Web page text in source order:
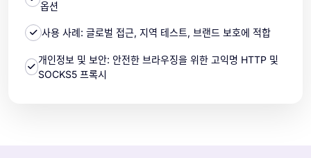
옵션
사용 사례: 글로벌 접근, 지역 테스트, 브랜드 보호에 적합
개인정보 및 보안: 안전한 브라우징을 위한 고익명 HTTP 및
SOCKS5 프록시